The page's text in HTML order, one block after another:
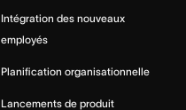
Intégration des nouveaux
employés
Planification organisationnelle
Lancements de produit